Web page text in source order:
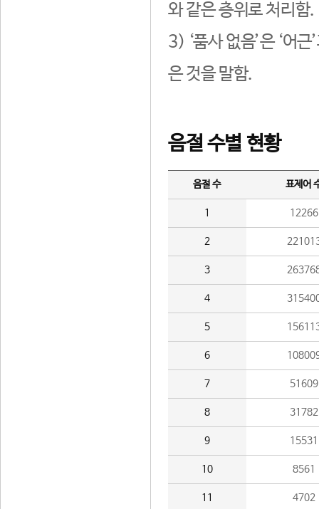
와 같은 층위로 처리함.
3) ‘품사 없음’은 ‘어
은 것을 말함.
음절 수별 현황
음절 수 표제어
1 12266
2
3
4
5
6
7 51609
8 31782
9 15531
10 8561
11 4702